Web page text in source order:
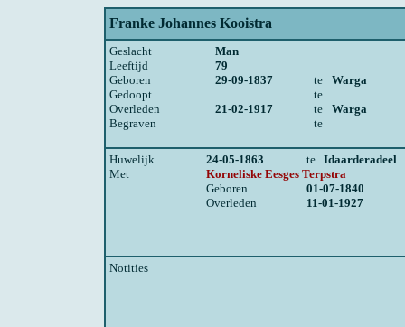
Franke Johannes Kooistra
Geslacht
Man
Leeftijd
79
Geboren
29-09-1837 te
Warga
Gedoopt
te
Overleden
21-02-1917 te
Warga
Begraven
te
Huwelijk 24-05-1863 te Idaarderadeel
Met
Korneliske Eesges Terpstra
Geboren
01-07-1840
Overleden
11-01-1927
Notities